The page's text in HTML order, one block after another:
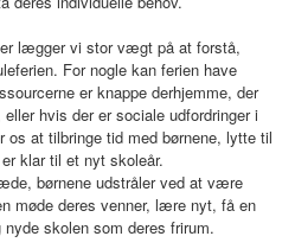
lægger vi stor vægt på at forstå,
For nogle kan ferien have
er knappe derhjemme, der
hvis der er sociale udfordringer i
os at tilbringe tid med børnene, lytte til
klar til et nyt skoleår.
børnene udstråler ved at være
møde deres venner, lære nyt, få en
skolen som deres frirum.